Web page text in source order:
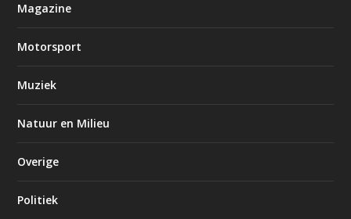
Magazine
Motorsport
Muziek
Natuur en Milieu
Overige
Politiek